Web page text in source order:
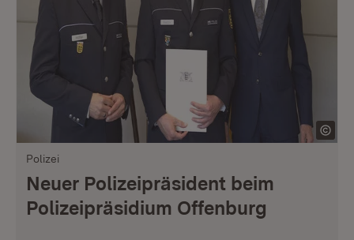
Polizei
Neuer Polizeipräsident beim
Polizeipräsidium Offenburg